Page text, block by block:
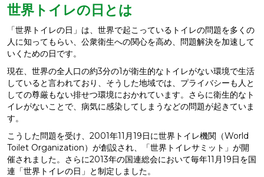
世界トイレの日とは
「世界トイレの日」は、世界で起こっているトイレの問題を多くの
人に知ってもらい、公衆衛生への関心を高め、問題解決を加速して
いくための日です。
現在、世界の全人口の約3分の1が衛生的なトイレがない環境で生活
していると言われており、そうした地域では、プライバシーも人と
しての尊厳もない排せつ環境におかれています。さらに衛生的なト
イレがないことで、病気に感染してしまうなどの問題が起きていま
す。
こうした問題を受け、2001年11月19日に世界トイレ機関（World
Toilet Organization）が創設され、「世界トイレサミット」が開
催されました。さらに2013年の国連総会において毎年11月19日を国
連「世界トイレの日」と制定しました。